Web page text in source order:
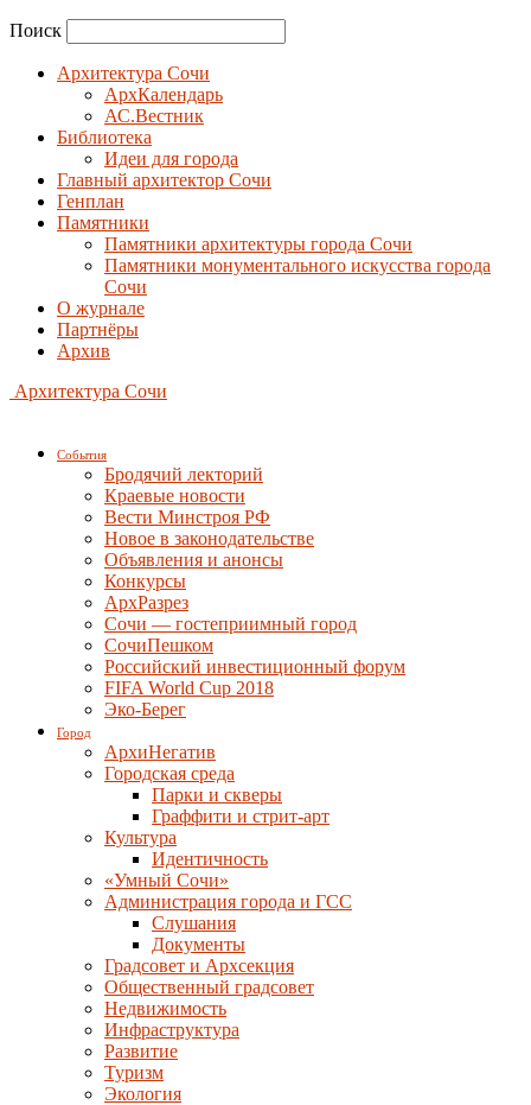
Поиск
Архитектура Сочи
АрхКалендарь
АС.Вестник
Библиотека
Идеи для города
Главный архитектор Сочи
Генплан
Памятники
Памятники архитектуры города Сочи
Памятники монументального искусства города
Сочи
О журнале
Партнёры
Архив
Архитектура Сочи
События
Бродячий лекторий
Краевые новости
Вести Минстроя РФ
Новое в законодательстве
Объявления и анонсы
Конкурсы
АрхРазрез
Сочи — гостеприимный город
СочиПешком
Российский инвестиционный форум
FIFA World Cup 2018
Эко-Берег
Город
АрхиНегатив
Городская среда
Парки и скверы
Граффити и стрит-арт
Культура
Идентичность
«Умный Сочи»
Администрация города и ГСС
Слушания
Документы
Градсовет и Архсекция
Общественный градсовет
Недвижимость
Инфраструктура
Развитие
Туризм
Экология